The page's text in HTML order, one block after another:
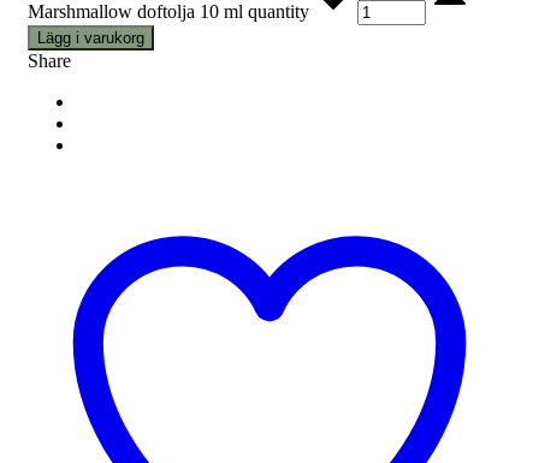
Marshmallow doftolja 10 ml quantity
Lägg i varukorg
Share